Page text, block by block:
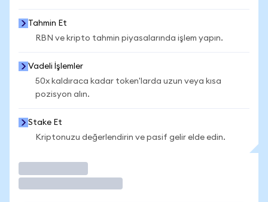
Tahmin Et
RBN ve kripto tahmin piyasalarında işlem yapın.
Vadeli İşlemler
50x kaldıraca kadar token'larda uzun veya kısa
pozisyon alın.
Stake Et
Kriptonuzu değerlendirin ve pasif gelir elde edin.